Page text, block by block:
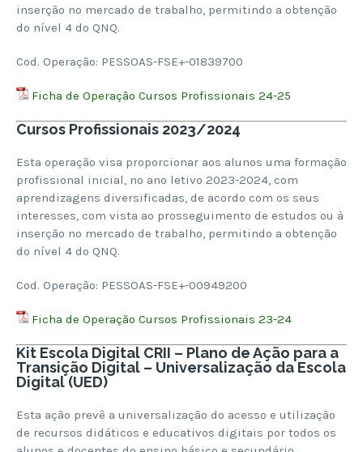
inserção no mercado de trabalho, permitindo a obtenção
do nível 4 do QNQ.
Cod. Operação: PESSOAS-FSE+-01839700
Ficha de Operação Cursos Profissionais 24-25
Cursos Profissionais 2023/2024
Esta operação visa proporcionar aos alunos uma formação
profissional inicial, no ano letivo 2023-2024, com
aprendizagens diversificadas, de acordo com os seus
interesses, com vista ao prosseguimento de estudos ou à
inserção no mercado de trabalho, permitindo a obtenção
do nível 4 do QNQ.
Cod. Operação: PESSOAS-FSE+-00949200
Ficha de Operação Cursos Profissionais 23-24
Kit Escola Digital CRII – Plano de Ação para a
Transição Digital – Universalização da Escola
Digital (UED)
Esta ação prevê a universalização do acesso e utilização
de recursos didáticos e educativos digitais por todos os